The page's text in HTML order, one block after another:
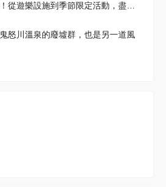
從遊樂設施到季節限定活動，盡情
怒川溫泉的廢墟群，也是另一道風